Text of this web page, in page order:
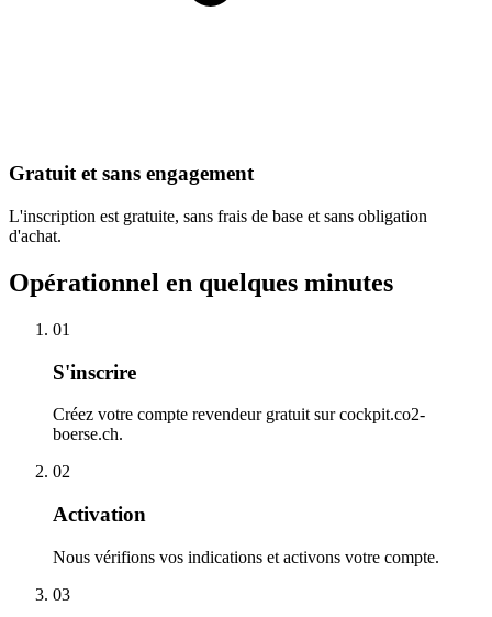
Gratuit et sans engagement
L'inscription est gratuite, sans frais de base et sans obligation
d'achat.
Opérationnel en quelques minutes
01
S'inscrire
Créez votre compte revendeur gratuit sur cockpit.co2-
boerse.ch.
02
Activation
Nous vérifions vos indications et activons votre compte.
03